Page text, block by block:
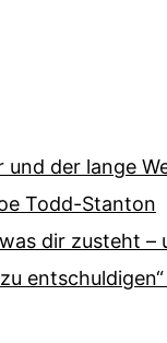
und der lange
Todd-Stanton
dir zusteht –